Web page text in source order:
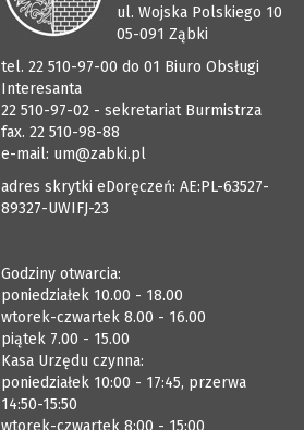
ul. Wojska Polskiego 10
05-091 Ząbki
tel. 22 510-97-00 do 01 Biuro Obsługi
Interesanta
22 510-97-02 - sekretariat Burmistrza
fax. 22 510-98-88
e-mail: um@zabki.pl
adres skrytki eDoręczeń: AE:PL-63527-
89327-UWIFJ-23
Godziny otwarcia:
poniedziałek 10.00 - 18.00
wtorek-czwartek 8.00 - 16.00
piątek 7.00 - 15.00
Kasa Urzędu czynna:
poniedziałek 10:00 - 17:45, przerwa
14:50-15:50
wtorek-czwartek 8:00 - 15:00